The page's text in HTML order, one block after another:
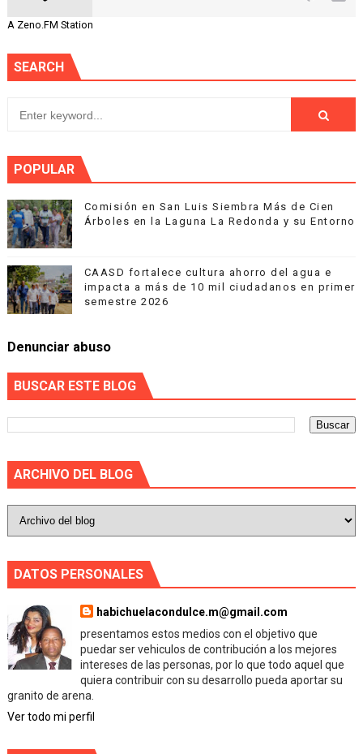
A Zeno.FM Station
SEARCH
POPULAR
Comisión en San Luis Siembra Más de Cien
Árboles en la Laguna La Redonda y su Entorno
CAASD fortalece cultura ahorro del agua e
impacta a más de 10 mil ciudadanos en primer
semestre 2026
Denunciar abuso
BUSCAR ESTE BLOG
ARCHIVO DEL BLOG
DATOS PERSONALES
habichuelacondulce.m@gmail.com
presentamos estos medios con el objetivo que
puedar ser vehiculos de contribución a los mejores
intereses de las personas, por lo que todo aquel que
quiera contribuir con su desarrollo pueda aportar su
granito de arena.
Ver todo mi perfil